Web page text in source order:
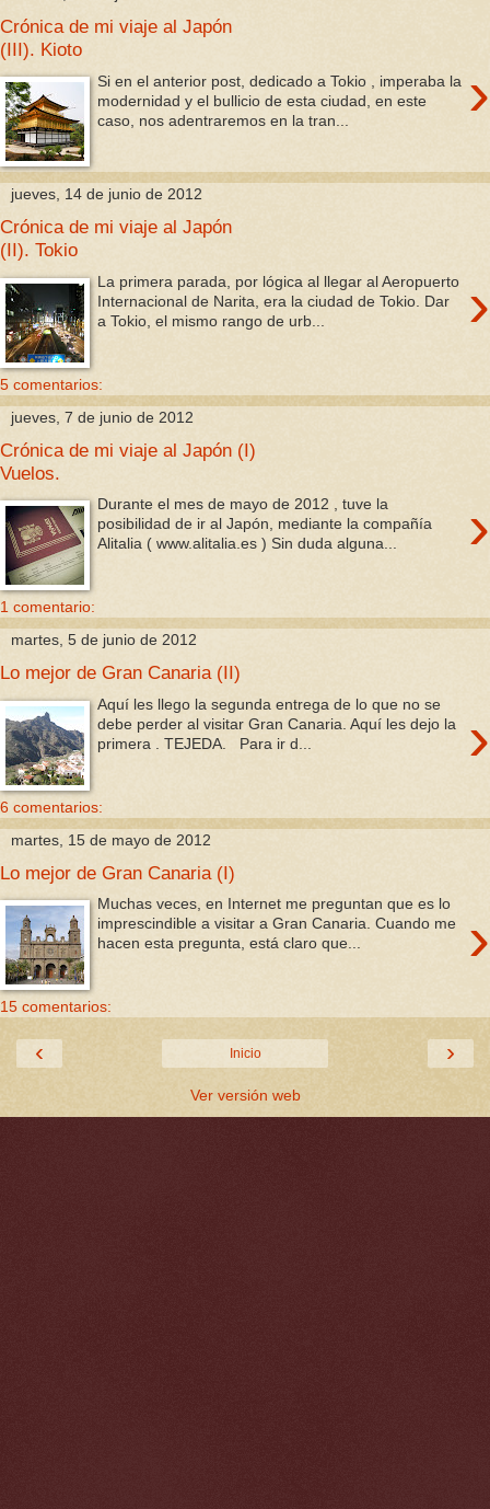
Crónica de mi viaje al Japón
(III). Kioto
›
Si en el anterior post, dedicado a Tokio , imperaba la
modernidad y el bullicio de esta ciudad, en este
caso, nos adentraremos en la tran...
jueves, 14 de junio de 2012
Crónica de mi viaje al Japón
(II). Tokio
›
La primera parada, por lógica al llegar al Aeropuerto
Internacional de Narita, era la ciudad de Tokio. Dar
a Tokio, el mismo rango de urb...
5 comentarios:
jueves, 7 de junio de 2012
Crónica de mi viaje al Japón (I)
Vuelos.
›
Durante el mes de mayo de 2012 , tuve la
posibilidad de ir al Japón, mediante la compañía
Alitalia ( www.alitalia.es ) Sin duda alguna...
1 comentario:
martes, 5 de junio de 2012
Lo mejor de Gran Canaria (II)
›
Aquí les llego la segunda entrega de lo que no se
debe perder al visitar Gran Canaria. Aquí les dejo la
primera . TEJEDA. Para ir d...
6 comentarios:
martes, 15 de mayo de 2012
Lo mejor de Gran Canaria (I)
›
Muchas veces, en Internet me preguntan que es lo
imprescindible a visitar a Gran Canaria. Cuando me
hacen esta pregunta, está claro que...
15 comentarios:
‹ ›
Inicio
Ver versión web